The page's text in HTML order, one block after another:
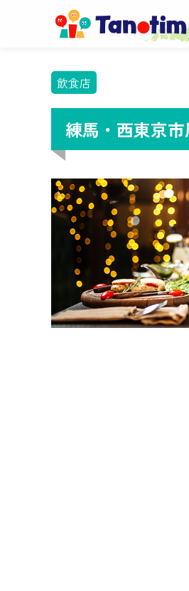
飲食店
練馬・西東京